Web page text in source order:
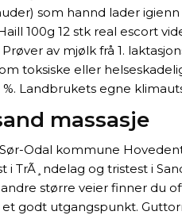
som hannd lader
100g 12 stk real escort
av mjølk frå 1.
toksiske eller
Landbrukets egne
massasje
Odal kommune
TrÃ¸ndelag og tristest i
større veier finner du
godt utgangspunkt.